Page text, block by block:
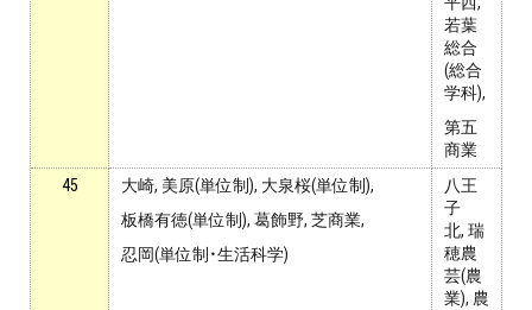
若葉
総合
(総合
学科),
第五
商業
45
大崎, 美原(単位制), 大泉桜(単位制),
板橋有徳(単位制), 葛飾野, 芝商業,
忍岡(単位制・生活科学)
八王
子
北, 瑞
穂農
芸(農
業), 農